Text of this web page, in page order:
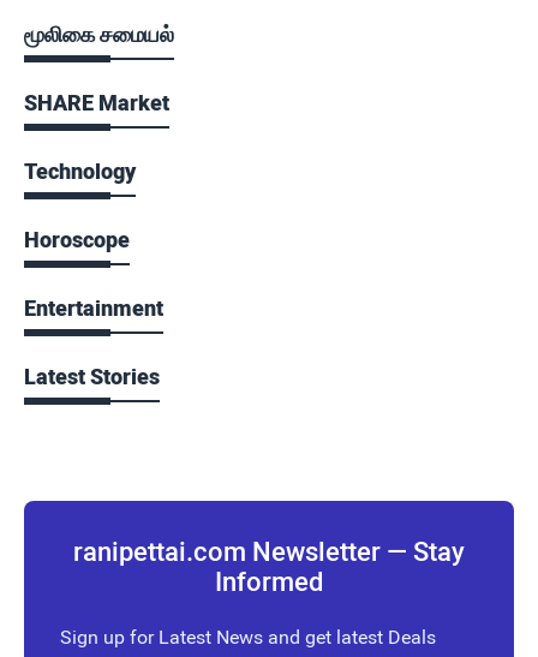
மூலிகை சமையல்
SHARE Market
Technology
Horoscope
Entertainment
Latest Stories
ranipettai.com Newsletter — Stay
Informed
Sign up for Latest News and get latest Deals